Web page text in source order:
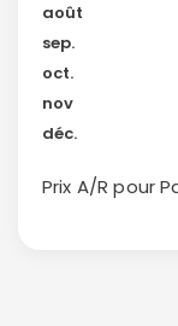
août
sep.
oct.
nov
déc.
Prix A/R pourou